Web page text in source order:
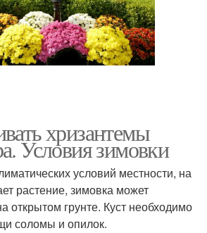
хризантемы
Условия зимовки
условий местности, на
растение, зимовка может
открытом грунте. Куст необходимо
соломы и опилок.